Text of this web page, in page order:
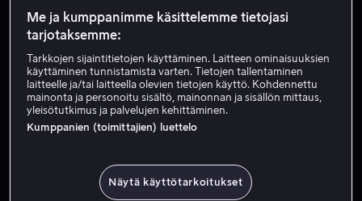
HD
Vuokraa 3,99 €
Osta 10,99 €
Gwen Harrison ja Eddie Thomas ovat pitkään olleet
Gwen Harrison ja Eddie Thomas ovat pitkään olleet
elokuvamaailman suosituin pari, mutta Gwenin tavattua
Me ja kumppanimme käsittelemme tietojasi
tarjotaksemme:
Tarkkojen sijaintitietojen käyttäminen. Laitteen ominaisuuksien
käyttäminen tunnistamista varten. Tietojen tallentaminen
laitteelle ja/tai laitteella olevien tietojen käyttö. Kohdennettu
mainonta ja personoitu sisältö, mainonnan ja sisällön mittaus,
yleisötutkimus ja palvelujen kehittäminen.
Kumppanien (toimittajien) luettelo
Näytä käyttötarkoitukset